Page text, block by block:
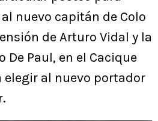
nuevo capitán de Colo
de Arturo Vidal y la
De Paul, en el Cacique
al nuevo portador